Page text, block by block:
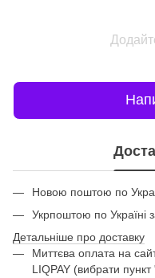
Новою поштою по
Укрпоштою по Україні
Детальніше про доставку
Миттєва оплата на
LIQPAY (вибрати